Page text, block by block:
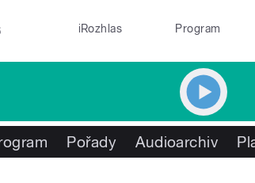
iRozhlas Program
Pořady Audioarchiv